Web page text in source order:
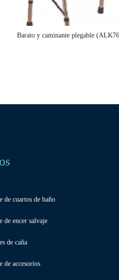
Barato y caminante plegable
de cuartos de baño
de encer salvaje
de caña
de accesorios